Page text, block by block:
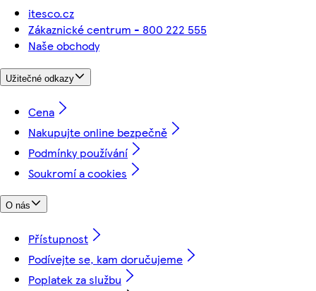
itesco.cz
Zákaznické centrum - 800 222 555
Naše obchody
Užitečné odkazy
Cena
Nakupujte online bezpečně
Podmínky používání
Soukromí a cookies
O nás
Přístupnost
Podívejte se, kam doručujeme
Poplatek za službu